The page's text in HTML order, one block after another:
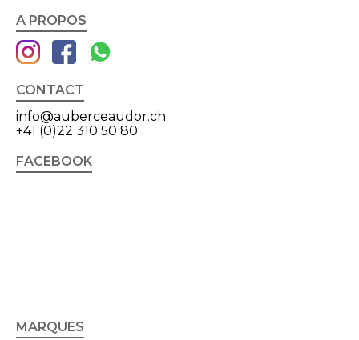
A PROPOS
CONTACT
info@auberceaudor.ch
+41 (0)22 310 50 80
FACEBOOK
MARQUES